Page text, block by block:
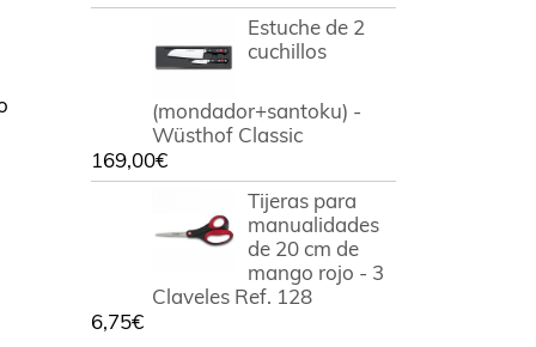
Estuche de 2
cuchillos
(mondador+santoku) -
Wüsthof Classic
169,00€
Tijeras para
manualidades
de 20 cm de
mango rojo - 3
Claveles Ref. 128
6,75€